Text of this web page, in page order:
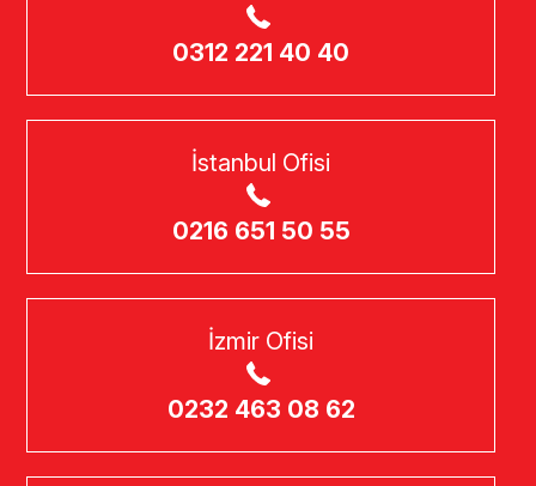
0312 221 40 40
İstanbul Ofisi
0216 651 50 55
İzmir Ofisi
0232 463 08 62